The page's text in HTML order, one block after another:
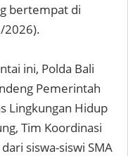
bertempat di
2026).
ini, Polda Bali
Pemerintah
Lingkungan Hidup
Tim Koordinasi
siswa-siswi SMA